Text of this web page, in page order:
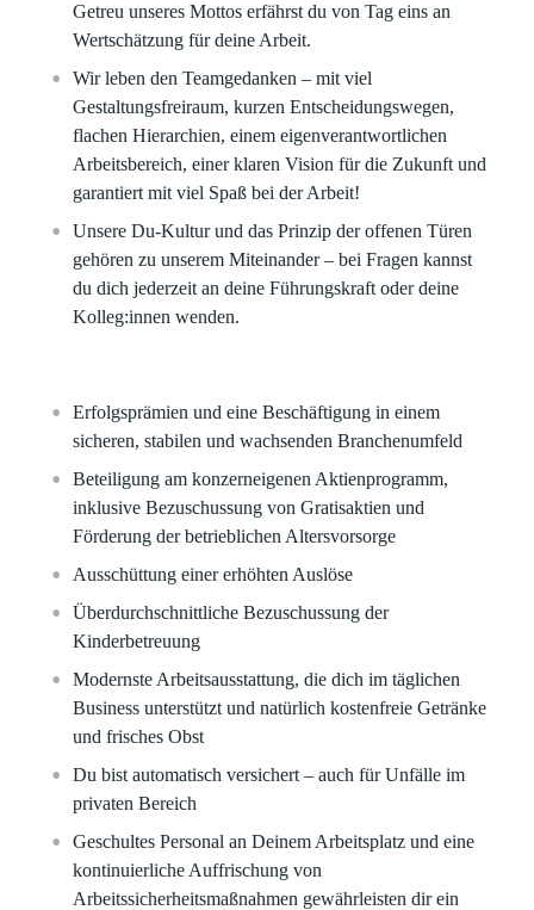
Getreu unseres Mottos erfährst du von Tag eins an
Wertschätzung für deine Arbeit. ​
Wir leben den Teamgedanken – mit viel
Gestaltungsfreiraum, kurzen Entscheidungswegen,
flachen Hierarchien, einem eigenverantwortlichen
Arbeitsbereich, einer klaren Vision für die Zukunft und
garantiert mit viel Spaß bei der Arbeit!​
Unsere Du-Kultur und das Prinzip der offenen Türen
gehören zu unserem Miteinander – bei Fragen kannst
du dich jederzeit an deine Führungskraft oder deine
Kolleg:innen wenden.
Erfolgsprämien und eine Beschäftigung in einem
sicheren, stabilen und wachsenden Branchenumfeld​
Beteiligung am konzerneigenen Aktienprogramm,
inklusive Bezuschussung von Gratisaktien und
Förderung der betrieblichen Altersvorsorge​
Ausschüttung einer erhöhten Auslöse
Überdurchschnittliche Bezuschussung der
Kinderbetreuung​
Modernste Arbeitsausstattung, die dich im täglichen
Business unterstützt und natürlich kostenfreie Getränke
und frisches Obst
Du bist automatisch versichert – auch für Unfälle im
privaten Bereich
Geschultes Personal an Deinem Arbeitsplatz und eine
kontinuierliche Auffrischung von
Arbeitssicherheitsmaßnahmen gewährleisten dir ein